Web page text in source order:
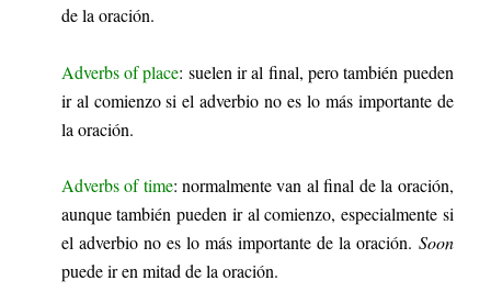
de la oración.
Adverbs of place: suelen ir al final, pero también pueden
ir al comienzo si el adverbio no es lo más importante de
la oración.
Adverbs of time: normalmente van al final de la oración,
aunque también pueden ir al comienzo, especialmente si
el adverbio no es lo más importante de la oración. Soon
puede ir en mitad de la oración.